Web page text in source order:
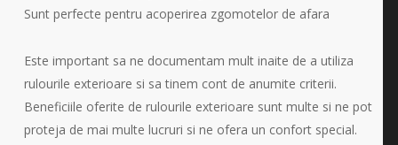
Sunt perfecte pentru acoperirea zgomotelor de afara
Este important sa ne documentam mult inaite de a utiliza
rulourile exterioare si sa tinem cont de anumite criterii.
Beneficiile oferite de rulourile exterioare sunt multe si ne pot
proteja de mai multe lucruri si ne ofera un confort special.